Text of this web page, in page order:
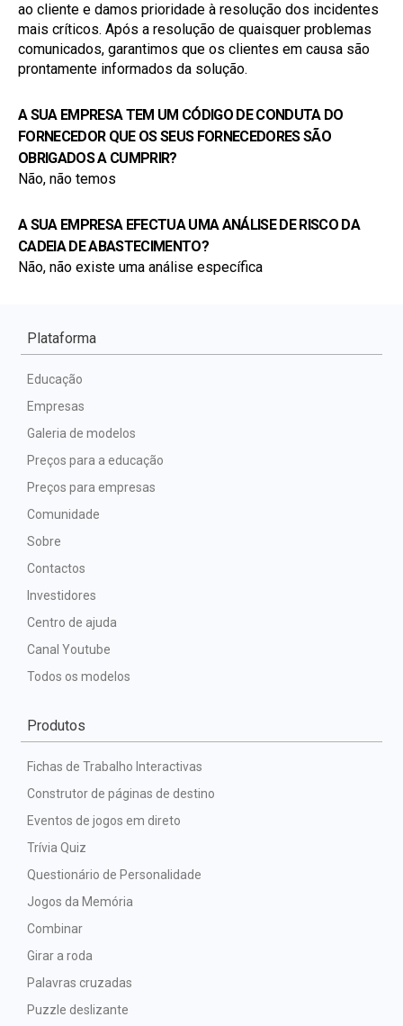
ao cliente e damos prioridade à resolução dos incidentes
mais críticos. Após a resolução de quaisquer problemas
comunicados, garantimos que os clientes em causa são
prontamente informados da solução.
A SUA EMPRESA TEM UM CÓDIGO DE CONDUTA DO
FORNECEDOR QUE OS SEUS FORNECEDORES SÃO
OBRIGADOS A CUMPRIR?
Não, não temos
A SUA EMPRESA EFECTUA UMA ANÁLISE DE RISCO DA
CADEIA DE ABASTECIMENTO?
Não, não existe uma análise específica
Plataforma
Educação
Empresas
Galeria de modelos
Preços para a educação
Preços para empresas
Comunidade
Sobre
Contactos
Investidores
Centro de ajuda
Canal Youtube
Todos os modelos
Produtos
Fichas de Trabalho Interactivas
Construtor de páginas de destino
Eventos de jogos em direto
Trívia Quiz
Questionário de Personalidade
Jogos da Memória
Combinar
Girar a roda
Palavras cruzadas
Puzzle deslizante